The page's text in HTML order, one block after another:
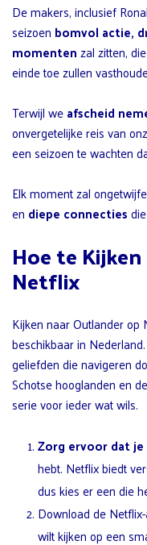
De makers, inclusief
seizoen bomvol actie,
momentenzal zitten,
einde toe zullen
Terwijl weafscheid
onvergetelijke reis van
een seizoen te wachten
Elk moment zal
en diepe connecties
Hoe te
Netflix
Kijken naar Outlander
beschikbaar in
geliefden die navigeren
Schotse hooglanden en
serie voor ieder wat wils.
Zorg ervoor dat je
hebt. Netflix biedt
dus kies er een die
Download de
wilt kijken op een